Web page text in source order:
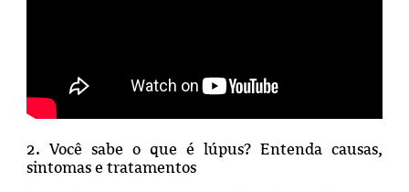
2. Você sabe o que é lúpus? Entenda causas,
sintomas e tratamentos